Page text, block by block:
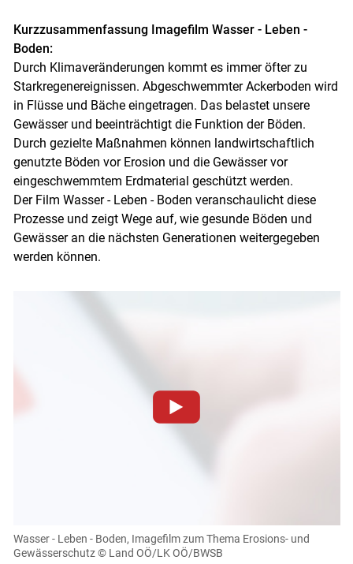
Kurzzusammenfassung Imagefilm Wasser - Leben -
Boden:
Durch Klimaveränderungen kommt es immer öfter zu
Starkregenereignissen. Abgeschwemmter Ackerboden wird
in Flüsse und Bäche eingetragen. Das belastet unsere
Gewässer und beeinträchtigt die Funktion der Böden.
Durch gezielte Maßnahmen können landwirtschaftlich
genutzte Böden vor Erosion und die Gewässer vor
eingeschwemmtem Erdmaterial geschützt werden.
Der Film Wasser - Leben - Boden veranschaulicht diese
Prozesse und zeigt Wege auf, wie gesunde Böden und
Gewässer an die nächsten Generationen weitergegeben
werden können.
einsehen und korrigieren
Cookies Einstellungen
Wasser - Leben - Boden, Imagefilm zum Thema Erosions- und
Gewässerschutz © Land OÖ/LK OÖ/BWSB